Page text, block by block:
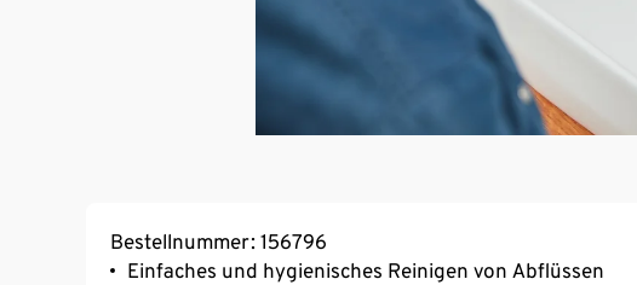
Bestellnummer: 156796
Einfaches und hygienisches Reinigen von Abflüssen